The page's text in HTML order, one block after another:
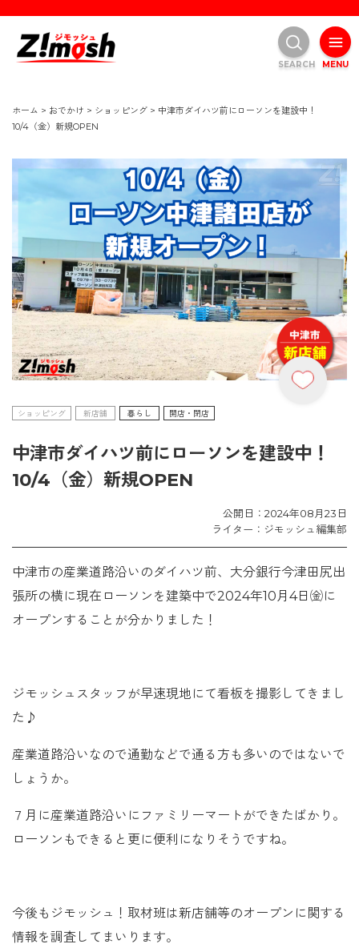
ホーム > おでかけ > ショッピング > 中津市ダイハツ前にローソンを建設中！
10/4（金）新規OPEN
ショッピング 新店舗 暮らし 開店・閉店
中津市ダイハツ前にローソンを建設中！
10/4（金）新規OPEN
公開日：2024年08月23日
ライター：ジモッシュ編集部
中津市の産業道路沿いのダイハツ前、大分銀行今津田尻出
張所の横に現在ローソンを建築中で2024年10月4日㈮に
オープンすることが分かりました！
ジモッシュスタッフが早速現地にて看板を撮影してきまし
た♪
産業道路沿いなので通勤などで通る方も多いのではないで
しょうか。
７月に産業道路沿いにファミリーマートができたばかり。
ローソンもできると更に便利になりそうですね。
今後もジモッシュ！取材班は新店舗等のオープンに関する
情報を調査してまいります。
MENU
SEARCH